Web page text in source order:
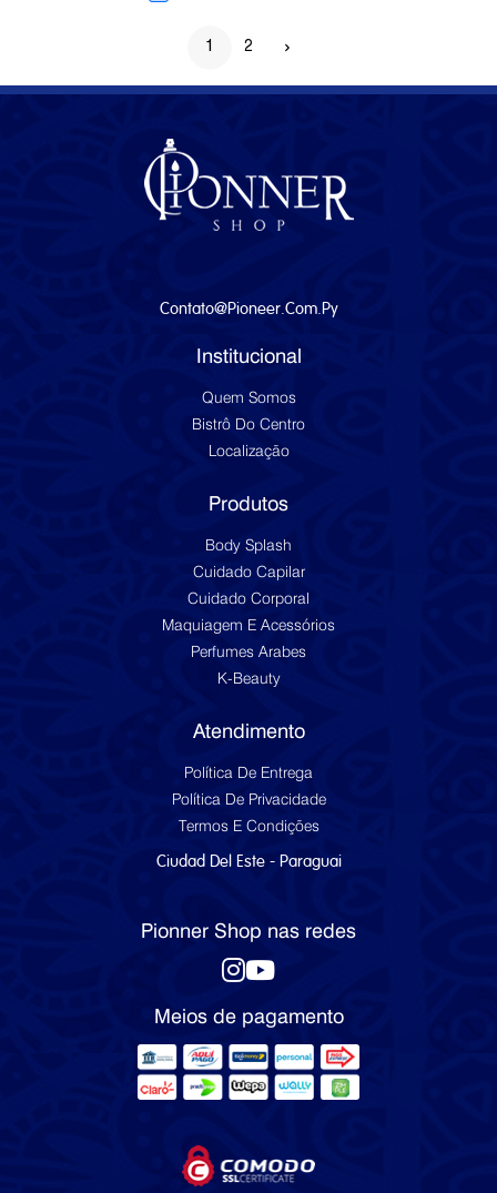
1 2
Contato@pioneer.com.py
Institucional
Quem Somos
Bistrô Do Centro
Localização
Produtos
Body Splash
Cuidado Capilar
Cuidado Corporal
Maquiagem E Acessórios
Perfumes Arabes
K-Beauty
Atendimento
Política De Entrega
Política De Privacidade
Termos E Condições
Ciudad Del Este - Paraguai
Pionner Shop nas redes
Meios de pagamento